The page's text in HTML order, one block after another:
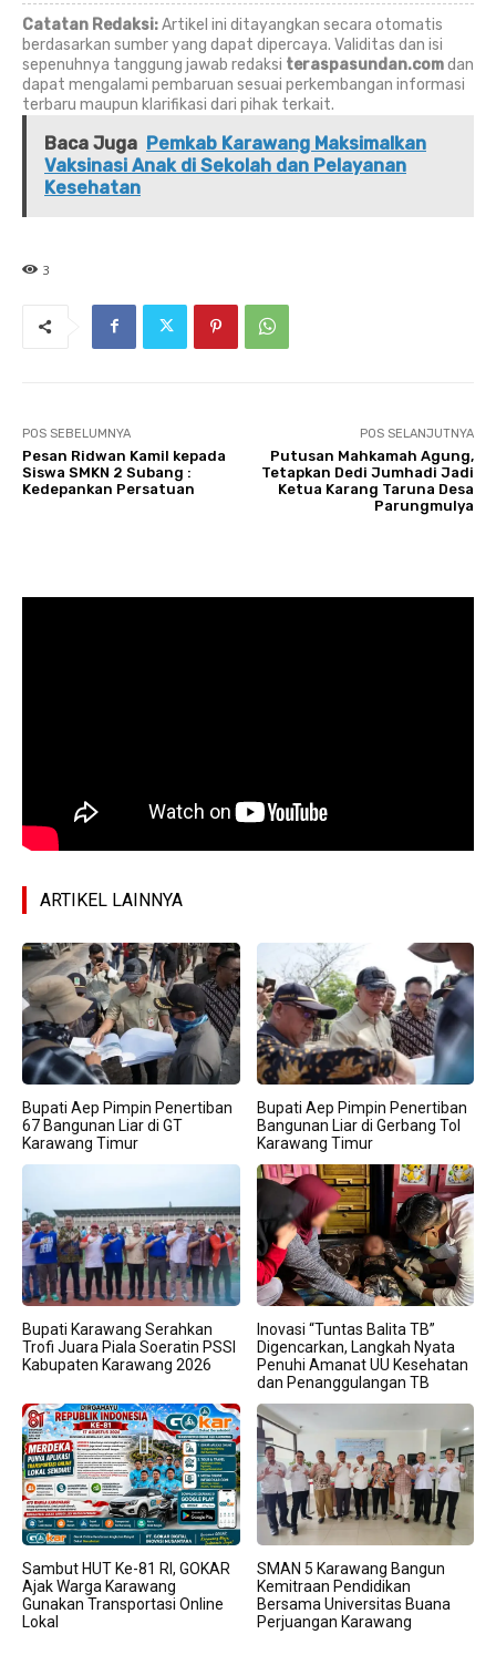
Catatan Redaksi:Artikel ini ditayangkan secara otomatis
berdasarkan sumber yang dapat dipercaya. Validitas dan isi
sepenuhnya tanggung jawab redaksi teraspasundan.comdan
dapat mengalami pembaruan sesuai perkembangan informasi
terbaru maupun klarifikasi dari pihak terkait.
Baca Juga Pemkab Karawang Maksimalkan
Vaksinasi Anak di Sekolah dan Pelayanan
Kesehatan
3
POS SEBELUMNYA
Pesan Ridwan Kamil kepada
Siswa SMKN 2 Subang :
Kedepankan Persatuan
POS SELANJUTNYA
Putusan Mahkamah Agung,
Tetapkan Dedi Jumhadi Jadi
Ketua Karang Taruna Desa
Parungmulya
ARTIKEL LAINNYA
Bupati Aep Pimpin Penertiban
67 Bangunan Liar di GT
Karawang Timur
Bupati Aep Pimpin Penertiban
Bangunan Liar di Gerbang Tol
Karawang Timur
Bupati Karawang Serahkan
Trofi Juara Piala Soeratin PSSI
Kabupaten Karawang 2026
Inovasi “Tuntas Balita TB”
Digencarkan, Langkah Nyata
Penuhi Amanat UU Kesehatan
dan Penanggulangan TB
Sambut HUT Ke-81 RI, GOKAR
Ajak Warga Karawang
Gunakan Transportasi Online
Lokal
SMAN 5 Karawang Bangun
Kemitraan Pendidikan
Bersama Universitas Buana
Perjuangan Karawang